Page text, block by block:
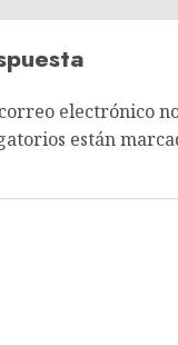
electrónico
están